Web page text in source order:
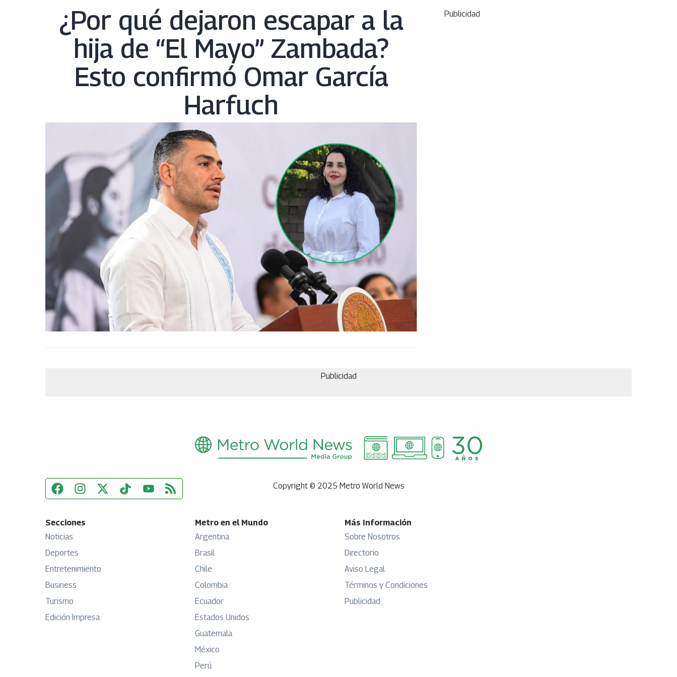
¿Por qué dejaron escapar a la
hija de “El Mayo” Zambada?
Esto confirmó Omar García
Harfuch
Publicidad
Publicidad
Copyright © 2025 Metro World News
Secciones
Noticias
Deportes
Entretenimiento
Business
Turismo
Edición Impresa
Metro en el Mundo
Argentina
Brasil
Chile
Colombia
Ecuador
Estados Unidos
Guatemala
México
Perú
Más Información
Sobre Nosotros
Directorio
Aviso Legal
Términos y Condiciones
Publicidad